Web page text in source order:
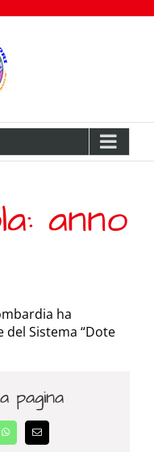
anno
ha
Sistema “Dote
pagina
WhatsAppEmail